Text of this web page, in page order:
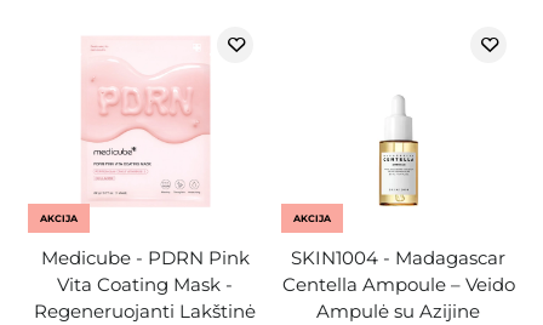
AKCIJA
Medicube - PDRN Pink
Vita Coating Mask -
Regeneruojanti Lakštinė
AKCIJA
SKIN1004 - Madagascar
Centella Ampoule – Veido
Ampulė su Azijine